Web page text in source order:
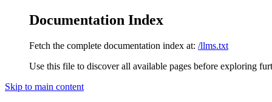
Documentation Index
Fetch the complete documentation index at: /llms.txt
Use this file to discover all available pages before exploring
Skip to main content